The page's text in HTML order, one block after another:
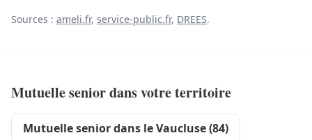
Sources : ameli.fr, service-public.fr, DREES.
Mutuelle senior dans votre territoire
Mutuelle senior dans le Vaucluse (84)